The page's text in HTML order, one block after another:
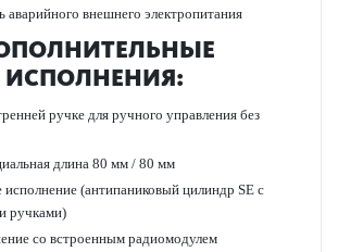
авар­ийного внешнего электропитания
ИСПОЛНЕНИЯ:
ручке для ручного управ­ления без
длина 80 мм / 80 мм
исполнение (антипани­к­овый цилиндр SE с
руч­ками)
со встроенным радио­модулем